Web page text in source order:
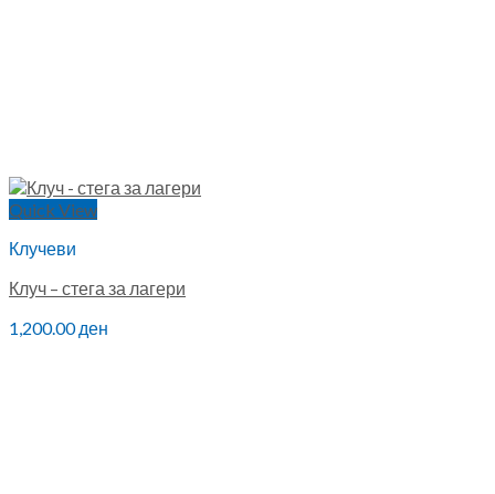
Quick View
Клучеви
Клуч – стега за лагери
1,200.00ден